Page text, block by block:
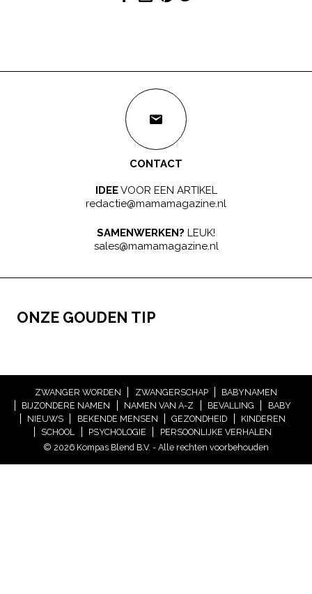
CONTACT
IDEEVOOR EEN ARTIKEL
redactie@mamamagazine.nl
SAMENWERKEN? LEUK!
sales@mamamagazine.nl
ONZE GOUDEN TIP
ZWANGER WORDEN ZWANGERSCHAP
BABYNAMEN
BIJZONDERE NAMEN
NAMEN VAN A-Z BEVALLING
BABY
NIEUWS
BEKENDE MENSEN GEZONDHEID
KINDEREN
SCHOOL
PSYCHOLOGIE
PERSOONLIJKE VERHALEN
© 2026 Kompas Blend B.V. - Alle rechten voorbehouden